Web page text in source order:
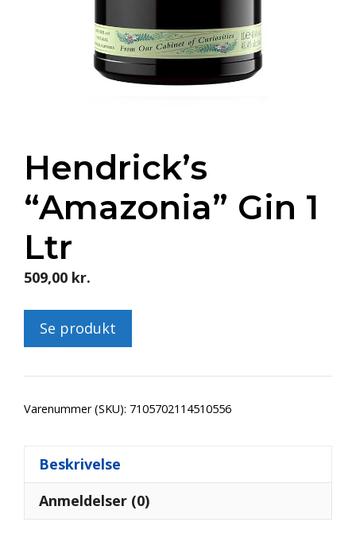
Hendrick’s
“Amazonia” Gin 1
Ltr
509,00 kr.
Se produkt
Varenummer (SKU): 7105702114510556
Beskrivelse
Anmeldelser (0)